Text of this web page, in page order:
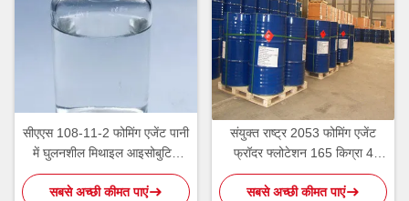
सीएएस 108-11-2 फोमिंग एजेंट पानी
में घुलनशील मिथाइल आइसोबुटिल
कार्बिनोल
सबसे अच्छी कीमत पाएं
संयुक्त राष्ट्र 2053 फोमिंग एजेंट
फ्रॉदर फ्लोटेशन 165 किग्रा 4
मिथाइल 2 पेंटानॉल
सबसे अच्छी कीमत पाएं